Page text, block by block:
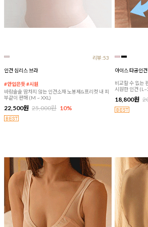
리뷰:53
인견 심리스 브라
#안입은듯 #시원
바람솔솔 땀차지 않는 인견소재 노봉제&프리컷 내 피
부같이 편해 (M ~ XXL)
22,500원 25,000원 10%
아이스 타공인
비교할 수 없는
시원한 인견
18,800원